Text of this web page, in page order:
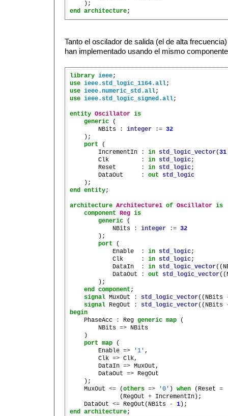
end
architecture
Tanto el oscilador de salida (el de alta
han implementado usando el mismo componente
library ieee
use ieee.std_logic_1164.all
use ieee.numeric_std.all
use ieee.std_logic_signed.all;
entity Oscillator is
generic (
        NBits
: integer := 32
    );
port (
        IncrementIn
: in std_logic_vector(31
        Clk
: in std_logic;
        Reset
: in std_logic;
        DataOut
: out
std_logic
end entity;
architecture Architecture1 of Oscillator is
component Reg is
generic (
            NBits
: integer := 32
        );
port (
            Enable
: in std_logic;
            Clk
: in std_logic;
            DataIn
: in std_logic_vector
            DataOut
: out std_logic_vector
        );
end component ;
signal MuxOut : std_logic_vector((NBits
signal RegOut : std_logic_vector((NBits
begin
PhaseAcc
: Reg generic map (
        NBits
=> NBits
    )
port map (
        Enable
=> '1' ,
        Clk
=> Clk,
        DataIn
=> MuxOut,
        DataOut
=> RegOut
    );
    MuxOut
<= (others => '0' ) when (Reset =
              (RegOut
+ IncrementIn);
    DataOut
<= RegOut(NBits - 1
end architecture